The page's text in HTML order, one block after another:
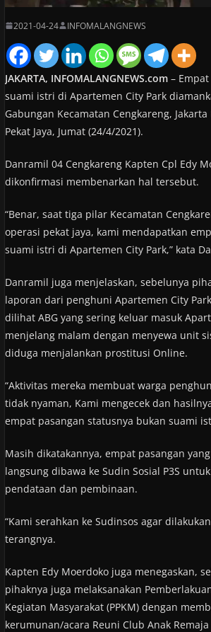
2021-04-24 INFOMALANGNEWS
JAKARTA, INFOMALANGNEWS.com– Empat
suami istri di Apartemen City Park
Gabungan Kecamatan Cengkareng,
Pekat Jaya, Jumat (24/4/2021).
Danramil 04 Cengkareng Kapten Cpl Edy
dikonfirmasi membenarkan hal tersebut.
“Benar, saat tiga pilar Kecamatan
operasi pekat jaya, kami mendapatkan
suami istri di Apartemen City Park,” kata
Danramil juga menjelaskan, sebelunya
laporan dari penghuni Apartemen City
dilihat ABG yang sering keluar masuk
menjelang malam dengan menyewa unit
diduga menjalankan prostitusi Online.
“Aktivitas mereka membuat warga
tidak nyaman, Kami mengecek dan
empat pasangan statusnya bukan suami
Masih dikatakannya, empat pasangan
langsung dibawa ke Sudin Sosial P3S
pendataan dan pembinaan.
“Kami serahkan ke Sudinsos agar
terangnya.
Kapten Edy Moerdoko juga menegaskan,
pihaknya juga melaksanakan
Kegiatan Masyarakat (PPKM) dengan
kerumunan/acara Reuni Club Anak